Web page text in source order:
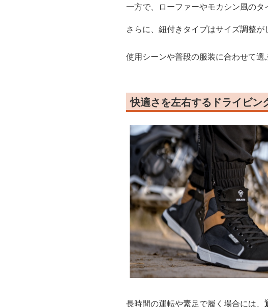
一方で、ローファーやモカシン風のタ
さらに、紐付きタイプはサイズ調整が
使用シーンや普段の服装に合わせて選
快適さを左右するドライビン
長時間の運転や素足で履く場合には、